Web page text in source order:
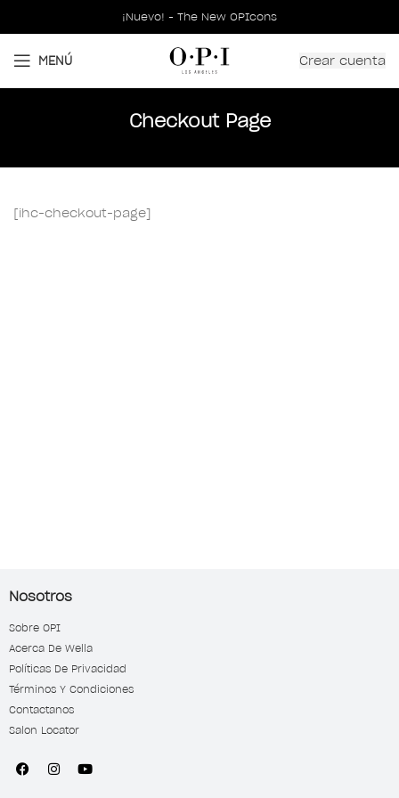
¡Nuevo! - The New OPIcons
MENÚ Crear cuenta
Checkout Page
[ihc-checkout-page]
Nosotros
Sobre OPI
Acerca De Wella
Políticas De Privacidad
Términos Y Condiciones
Contactanos
Salon Locator